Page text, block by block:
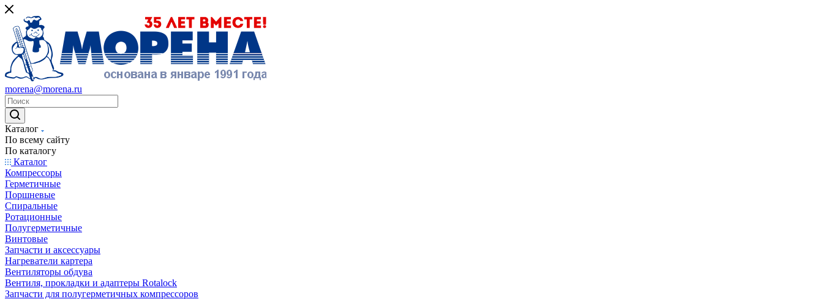
morena@morena.ru
Каталог
По всему сайту
По каталогу
Каталог
Компрессоры
Герметичные
Поршневые
Спиральные
Ротационные
Полугерметичные
Винтовые
Запчасти и аксессуары
Нагреватели картера
Вентиляторы обдува
Вентиля, прокладки и адаптеры Rotalock
Запчасти для полугерметичных компрессоров